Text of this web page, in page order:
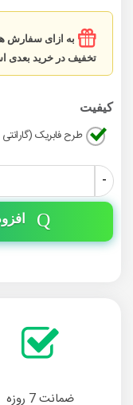
به ازای سفارش هر
تخفیف در خرید بعدی
کیفیت
طرح فابریک
-
ضمانت 7 روزه